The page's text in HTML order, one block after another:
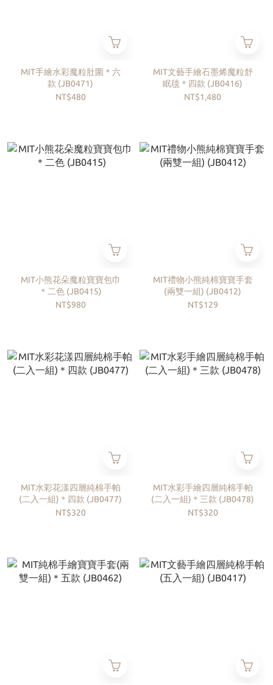
MIT手繪水彩魔粒肚圍＊六
款 (JB0471)
NT$480
MIT文藝手繪石墨烯魔粒舒
眠毯＊四款 (JB0416)
NT$1,480
MIT小熊花朵魔粒寶寶包巾
＊二色 (JB0415)
NT$980
MIT禮物小熊純棉寶寶手套
(兩雙一組) (JB0412)
NT$129
MIT水彩花漾四層純棉手帕
(二入一組)＊四款 (JB0477)
NT$320
MIT水彩手繪四層純棉手帕
(二入一組)＊三款 (JB0478)
NT$320